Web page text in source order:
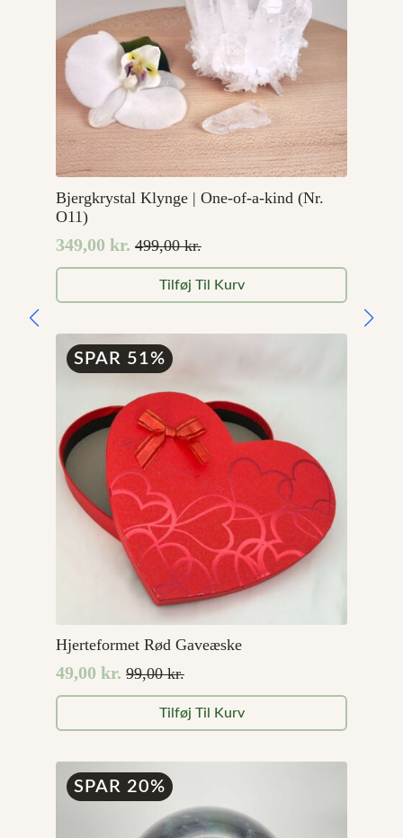
Bjergkrystal Klynge | One-of-a-kind (Nr.
O11)
499,00kr.
Den
oprindelige
pris
499,00 kr..
349,00 kr.
Den
aktuelle
pris
349,00 kr..
Tilføj Til Kurv
SPAR 51%
Hjerteformet Rød Gaveæske
99,00kr.
Den
oprindelige
pris
99,00 kr..
49,00 kr.
Den
aktuelle
pris
49,00 kr..
Tilføj Til Kurv
SPAR 20%